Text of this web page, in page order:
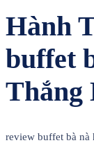
Hành
buffet
Thắng
review buffet bà nà